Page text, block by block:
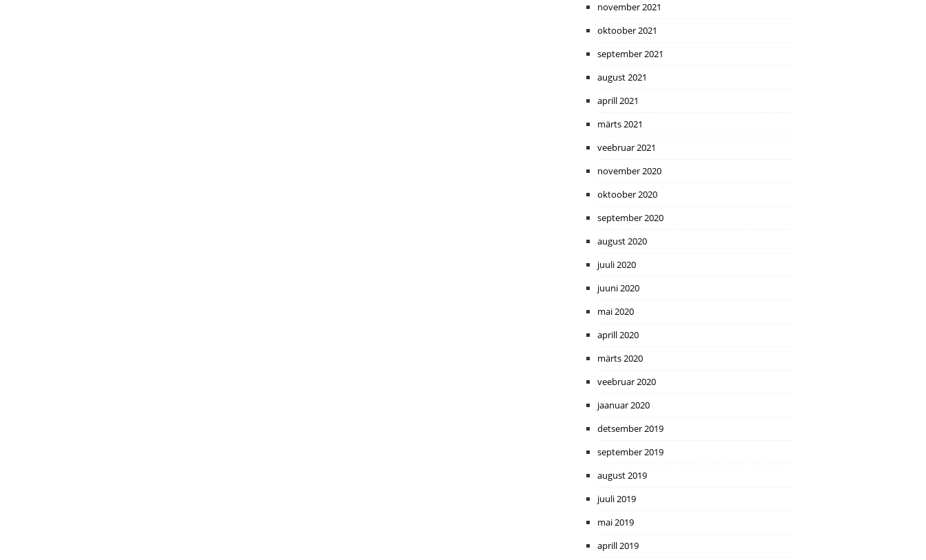
november 2021
oktoober 2021
september 2021
august 2021
aprill 2021
märts 2021
veebruar 2021
november 2020
oktoober 2020
september 2020
august 2020
juuli 2020
juuni 2020
mai 2020
aprill 2020
märts 2020
veebruar 2020
jaanuar 2020
detsember 2019
september 2019
august 2019
juuli 2019
mai 2019
aprill 2019